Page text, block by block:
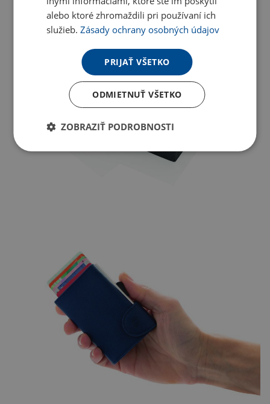
alebo ktoré zhromaždili pri používaní ich
služieb.Zásady ochrany osobných údajov
PRIJAŤ VŠETKO
ODMIETNUŤ VŠETKO
ZOBRAZIŤ PODROBNOSTI